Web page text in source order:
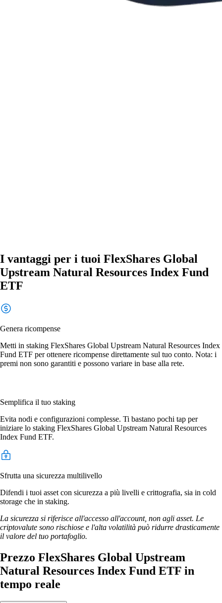
I vantaggi per i tuoi FlexShares Global
Upstream Natural Resources Index Fund
ETF
Genera ricompense
Metti in staking FlexShares Global Upstream Natural Resources Index
Fund ETF per ottenere ricompense direttamente sul tuo conto. Nota: i
premi non sono garantiti e possono variare in base alla rete.
Semplifica il tuo staking
Evita nodi e configurazioni complesse. Ti bastano pochi tap per
iniziare lo staking FlexShares Global Upstream Natural Resources
Index Fund ETF.
Sfrutta una sicurezza multilivello
Difendi i tuoi asset con sicurezza a più livelli e crittografia, sia in cold
storage che in staking.
La sicurezza si riferisce all'accesso all'account, non agli asset. Le
criptovalute sono rischiose e l'alta volatilità può ridurre drasticamente
il valore del tuo portafoglio.
Prezzo FlexShares Global Upstream
Natural Resources Index Fund ETF in
tempo reale